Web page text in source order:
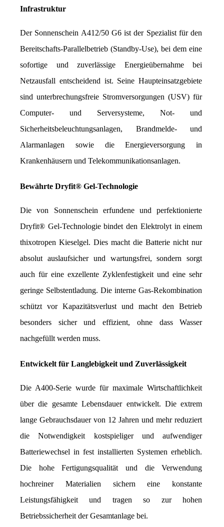
Infrastruktur
Der Sonnenschein A412/50 G6 ist der Spezialist für den
Bereitschafts-Parallelbetrieb (Standby-Use), bei dem eine
sofortige und zuverlässige Energieübernahme bei
Netzausfall entscheidend ist. Seine Haupteinsatzgebiete
sind unterbrechungsfreie Stromversorgungen (USV) für
Computer- und Serversysteme, Not- und
Sicherheitsbeleuchtungsanlagen, Brandmelde- und
Alarmanlagen sowie die Energieversorgung in
Krankenhäusern und Telekommunikationsanlagen.
Bewährte Dryfit® Gel-Technologie
Die von Sonnenschein erfundene und perfektionierte
Dryfit® Gel-Technologie bindet den Elektrolyt in einem
thixotropen Kieselgel. Dies macht die Batterie nicht nur
absolut auslaufsicher und wartungsfrei, sondern sorgt
auch für eine exzellente Zyklenfestigkeit und eine sehr
geringe Selbstentladung. Die interne Gas-Rekombination
schützt vor Kapazitätsverlust und macht den Betrieb
besonders sicher und effizient, ohne dass Wasser
nachgefüllt werden muss.
Entwickelt für Langlebigkeit und Zuverlässigkeit
Die A400-Serie wurde für maximale Wirtschaftlichkeit
über die gesamte Lebensdauer entwickelt. Die extrem
lange Gebrauchsdauer von 12 Jahren und mehr reduziert
die Notwendigkeit kostspieliger und aufwendiger
Batteriewechsel in fest installierten Systemen erheblich.
Die hohe Fertigungsqualität und die Verwendung
hochreiner Materialien sichern eine konstante
Leistungsfähigkeit und tragen so zur hohen
Betriebssicherheit der Gesamtanlage bei.